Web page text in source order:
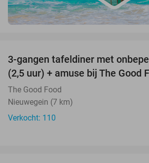
3-gangen tafeldiner met
(2,5 uur) + amuse bij The Good
The Good Food
Nieuwegein (7 km)
Verkocht: 110